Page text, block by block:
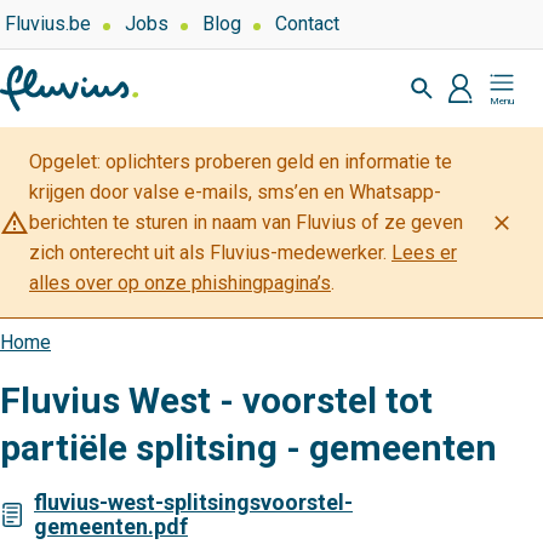
Overslaan
en
naar
de
inhoud
gaan
Top
navigation
Over
Fluvius.be Jobs Blog Contact
Zoeken
profiel
Mijn
Fluvius
warning_amber
Opgelet: oplichters proberen geld en informatie te
krijgen door valse e-mails, sms’en en Whatsapp-
berichten te sturen in naam van Fluvius of ze geven
zich onterecht uit als Fluvius-medewerker. Lees er
alles over op onze phishingpagina’s.
close
Kruimelpad
Home
Fluvius West - voorstel tot
partiële splitsing - gemeenten
fluvius-west-splitsingsvoorstel-
gemeenten.pdf